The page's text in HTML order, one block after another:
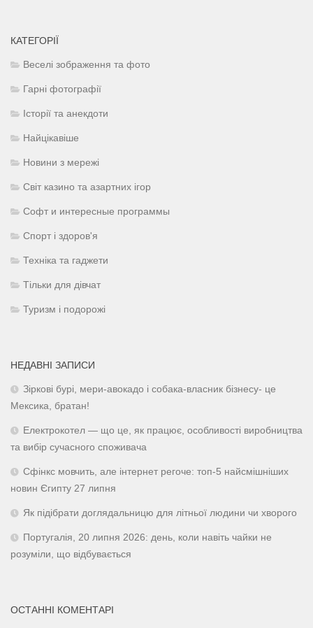
КАТЕГОРІЇ
Веселі зображення та фото
Гарні фотографії
Історії та анекдоти
Найцікавіше
Новини з мережі
Світ казино та азартних ігор
Софт и интересные программы
Спорт і здоров'я
Техніка та гаджети
Тільки для дівчат
Туризм і подорожі
НЕДАВНІ ЗАПИСИ
Зіркові бурі, мери-авокадо і собака-власник бізнесу- це
Мексика, братан!
Електрокотел — що це, як працює, особливості виробництва
та вибір сучасного споживача
Сфінкс мовчить, але інтернет регоче: топ-5 найсмішніших
новин Єгипту 27 липня
Як підібрати доглядальницю для літньої людини чи хворого
Португалія, 20 липня 2026: день, коли навіть чайки не
розуміли, що відбувається
ОСТАННІ КОМЕНТАРІ